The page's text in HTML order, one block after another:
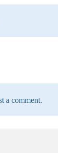
a comment.